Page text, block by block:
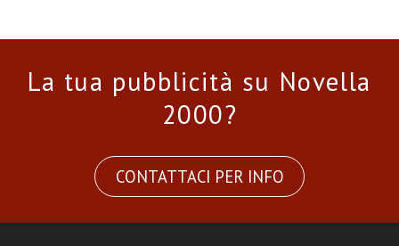
La tua pubblicità su Novella
2000?
CONTATTACI PER INFO